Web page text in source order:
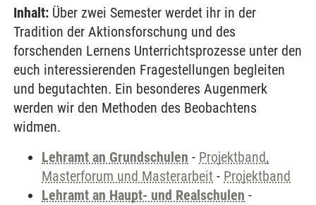
Inhalt: Über zwei Semester werdet ihr in der
Tradition der Aktionsforschung und des
forschenden Lernens Unterrichtsprozesse unter den
euch interessierenden Fragestellungen begleiten
und begutachten. Ein besonderes Augenmerk
werden wir den Methoden des Beobachtens
widmen.
Lehramt an Grundschulen - Projektband,
Masterforum und Masterarbeit - Projektband
Lehramt an Haupt- und Realschulen -